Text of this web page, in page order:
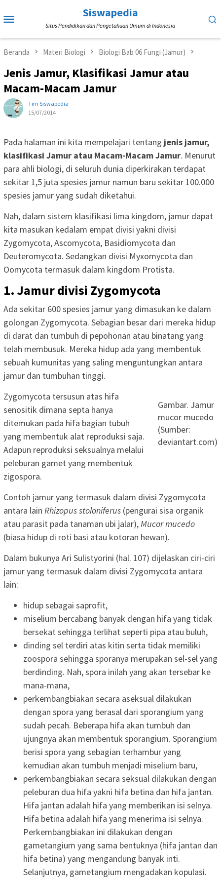
ke
Mobile
Siswapedia
Situs Pendidikan dan Pengetahuan Umum di Indonesia
Beranda Materi Biologi Biologi Bab 06 Fungi (Jamur)
Jenis Jamur, Klasifikasi Jamur atau
Macam-Macam Jamur
Tim Siswapedia
15/07/2014
Pada halaman ini kita mempelajari tentang jenis jamur,
klasifikasi Jamur atau Macam-Macam Jamur. Menurut
para ahli biologi, di seluruh dunia diperkirakan terdapat
sekitar 1,5 juta spesies jamur namun baru sekitar 100.000
spesies jamur yang sudah diketahui.
Nah, dalam sistem klasifikasi lima kingdom, jamur dapat
kita masukan kedalam empat divisi yakni divisi
Zygomycota, Ascomycota, Basidiomycota dan
Deuteromycota. Sedangkan divisi Myxomycota dan
Oomycota termasuk dalam kingdom Protista.
1. Jamur divisi Zygomycota
Ada sekitar 600 spesies jamur yang dimasukan ke dalam
golongan Zygomycota. Sebagian besar dari mereka hidup
di darat dan tumbuh di pepohonan atau binatang yang
telah membusuk. Mereka hidup ada yang membentuk
sebuah kumunitas yang saling menguntungkan antara
jamur dan tumbuhan tinggi.
Gambar. Jamur
mucor mucedo
(Sumber:
deviantart.com)
Zygomycota tersusun atas hifa
senositik dimana septa hanya
ditemukan pada hifa bagian tubuh
yang membentuk alat reproduksi saja.
Adapun reproduksi seksualnya melalui
peleburan gamet yang membentuk
zigospora.
Contoh jamur yang termasuk dalam divisi Zygomycota
antara lain Rhizopus stoloniferus (pengurai sisa organik
atau parasit pada tanaman ubi jalar),Mucor mucedo
(biasa hidup di roti basi atau kotoran hewan).
Dalam bukunya Ari Sulistyorini (hal. 107) dijelaskan ciri-ciri
jamur yang termasuk dalam divisi Zygomycota antara
lain:
hidup sebagai saprofit,
miselium bercabang banyak dengan hifa yang tidak
bersekat sehingga terlihat seperti pipa atau buluh,
dinding sel terdiri atas kitin serta tidak memiliki
zoospora sehingga sporanya merupakan sel-sel yang
berdinding. Nah, spora inilah yang akan tersebar ke
mana-mana,
perkembangbiakan secara aseksual dilakukan
dengan spora yang berasal dari sporangium yang
sudah pecah. Beberapa hifa akan tumbuh dan
ujungnya akan membentuk sporangium. Sporangium
berisi spora yang sebagian terhambur yang
kemudian akan tumbuh menjadi miselium baru,
perkembangbiakan secara seksual dilakukan dengan
peleburan dua hifa yakni hifa betina dan hifa jantan.
Hifa jantan adalah hifa yang memberikan isi selnya.
Hifa betina adalah hifa yang menerima isi selnya.
Perkembangbiakan ini dilakukan dengan
gametangium yang sama bentuknya (hifa jantan dan
hifa betina) yang mengandung banyak inti.
Selanjutnya, gametangium mengadakan kopulasi.